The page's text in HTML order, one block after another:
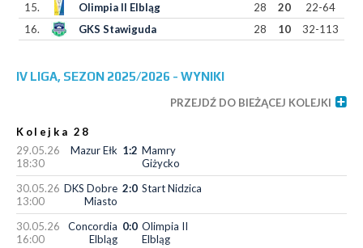
15.
Olimpia II Elbląg 28 20
22-64
16.
GKS Stawiguda 28 10 32-113
IV LIGA, SEZON 2025/2026 - WYNIKI
PRZEJDŹ DO BIEŻĄCEJ KOLEJKI
Kolejka 28
29.05.26
18:30
Mazur Ełk 1:2 Mamry
Giżycko
30.05.26
13:00
DKS Dobre
Miasto
2:0 Start Nidzica
30.05.26
16:00
Concordia
Elbląg
0:0 Olimpia II
Elbląg